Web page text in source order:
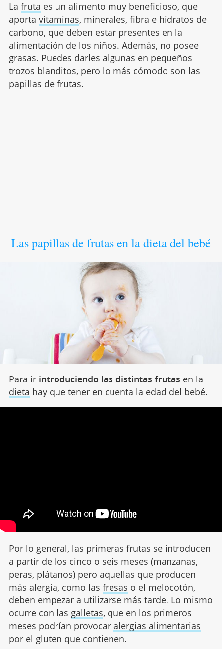
La fruta es un alimento muy beneficioso, que
aporta vitaminas, minerales, fibra e hidratos de
carbono, que deben estar presentes en la
alimentación de los niños. Además, no posee
grasas. Puedes darles algunas en pequeños
trozos blanditos, pero lo más cómodo son las
papillas de frutas.
Las papillas de frutas en la dieta del bebé
Para ir introduciendo las distintas frutas en la
dieta hay que tener en cuenta la edad del bebé.
Por lo general, las primeras frutas se introducen
a partir de los cinco o seis meses (manzanas,
peras, plátanos) pero aquellas que producen
más alergia, como las fresas o el melocotón,
deben empezar a utilizarse más tarde. Lo mismo
ocurre con las galletas, que en los primeros
meses podrían provocar alergias alimentarias
por el gluten que contienen.